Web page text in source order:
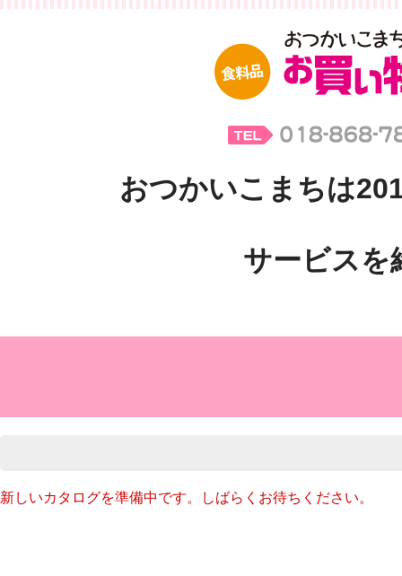
おつかいこまちは
サービスを
新しいカタログを準備中です。しばらくお待ちください。